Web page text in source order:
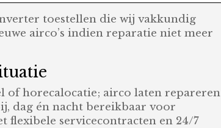
toestellen die wij vakkundig
airco’s indien reparatie niet meer
of horecalocatie; airco laten repareren
dag én nacht bereikbaar voor
flexibele servicecontracten en 24/7